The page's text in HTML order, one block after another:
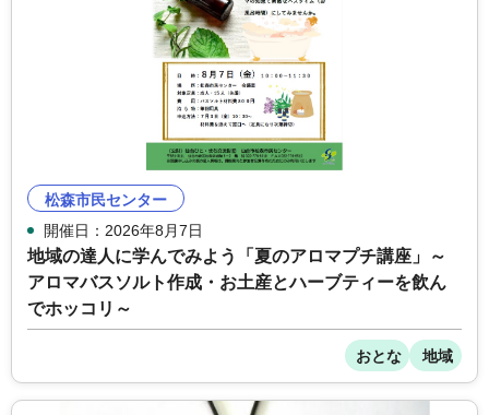
松森市民センター
開催日：2026年8月7日
地域の達人に学んでみよう「夏のアロマプチ講座」～
アロマバスソルト作成・お土産とハーブティーを飲ん
でホッコリ～
おとな 地域